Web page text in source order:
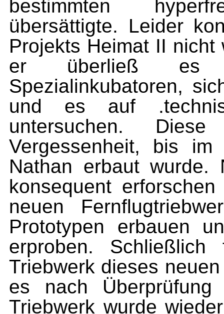
bestimmten
übersättigte. Leider
Projekts Heimat II
er über­ließ es
Spezialinkubatoren,
und es auf
untersuchen.
Vergessenheit, bis
Nathan erbaut wurde.
konsequent
neuen
Prototypen erbauen
erproben.
Triebwerk dieses
es nach
Triebwerk wurde